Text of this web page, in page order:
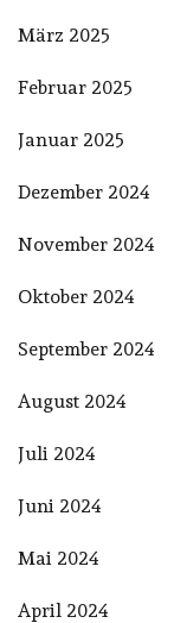
März 2025
Februar 2025
Januar 2025
Dezember 2024
November 2024
Oktober 2024
September 2024
August 2024
Juli 2024
Juni 2024
Mai 2024
April 2024